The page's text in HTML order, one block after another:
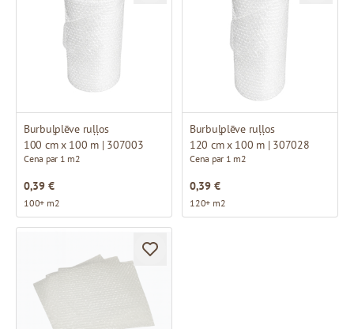
Burbuļplēve ruļļos
100 cm x 100 m | 307003
Cena par 1 m2
0,39 €
100+ m2
Burbuļplēve ruļļos
120 cm x 100 m | 307028
Cena par 1 m2
0,39 €
120+ m2